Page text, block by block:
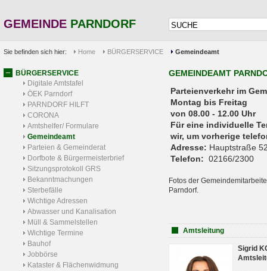
GEMEINDE PARNDORF
Sie befinden sich hier: Home BÜRGERSERVICE Gemeindeamt
BÜRGERSERVICE
Digitale Amtstafel
ÖEK Parndorf
PARNDORF HILFT
CORONA
Amtshelfer/ Formulare
Gemeindeamt
Parteien & Gemeinderat
Dorfbote & Bürgermeisterbrief
Sitzungsprotokoll GRS
Bekanntmachungen
Sterbefälle
Wichtige Adressen
Abwasser und Kanalisation
Müll & Sammelstellen
Wichtige Termine
Bauhof
Jobbörse
Kataster & Flächenwidmung
GEMEINDEAMT
Parteienverkehr
Montag bis Freitag
von 08.00 - 12.00 Uhr
Für eine individuelle
wir, um vorherige
Adresse: Hauptstraße
Telefon: 02166/2300
Fotos der
Parndorf.
Amtsleitung
Sigrid